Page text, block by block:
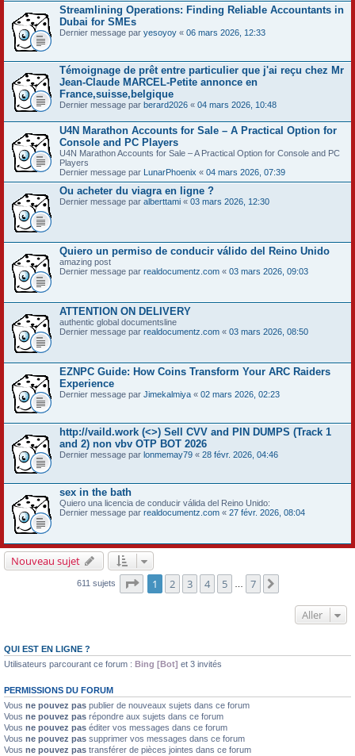
Streamlining Operations: Finding Reliable Accountants in
Dubai for SMEs
Dernier message par yesoyoy « 06 mars 2026, 12:33
Témoignage de prêt entre particulier que j'ai reçu chez Mr
Jean-Claude MARCEL-Petite annonce en
France,suisse,belgique
Dernier message par berard2026 « 04 mars 2026, 10:48
U4N Marathon Accounts for Sale – A Practical Option for
Console and PC Players
U4N Marathon Accounts for Sale – A Practical Option for Console and PC
Players
Dernier message par LunarPhoenix « 04 mars 2026, 07:39
Ou acheter du viagra en ligne ?
Dernier message par alberttami « 03 mars 2026, 12:30
Quiero un permiso de conducir válido del Reino Unido
amazing post
Dernier message par realdocumentz.com « 03 mars 2026, 09:03
ATTENTION ON DELIVERY
authentic global documentsline
Dernier message par realdocumentz.com « 03 mars 2026, 08:50
EZNPC Guide: How Coins Transform Your ARC Raiders
Experience
Dernier message par Jimekalmiya « 02 mars 2026, 02:23
http://vaild.work (<>) Sell CVV and PIN DUMPS (Track 1
and 2) non vbv OTP BOT 2026
Dernier message par lonmemay79 « 28 févr. 2026, 04:46
sex in the bath
Quiero una licencia de conducir válida del Reino Unido:
Dernier message par realdocumentz.com « 27 févr. 2026, 08:04
Nouveau sujet
611 sujets Page sur7
1 2 3 4 5 7
Aller
QUI EST EN LIGNE ?
Utilisateurs parcourant ce forum : Bing [Bot] et 3 invités
PERMISSIONS DU FORUM
Vous ne pouvez pas publier de nouveaux sujets dans ce forum
Vous ne pouvez pas répondre aux sujets dans ce forum
Vous ne pouvez pas éditer vos messages dans ce forum
Vous ne pouvez pas supprimer vos messages dans ce forum
Vous ne pouvez pas transférer de pièces jointes dans ce forum